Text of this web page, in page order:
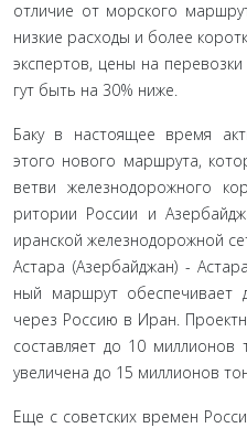
отличие от морского
низкие расходы и более
экспертов, цены на
гут быть на 30% ниже.
Баку в настоящее время
этого нового маршрута,
ветви железнодорожного
ритории России и
иранской железнодорожной
Астара (Азербайджан) -
ный маршрут обеспечивает
через Россию в Иран.
составляет до 10
уве­личена до 15 миллионов
Еще с советских времен